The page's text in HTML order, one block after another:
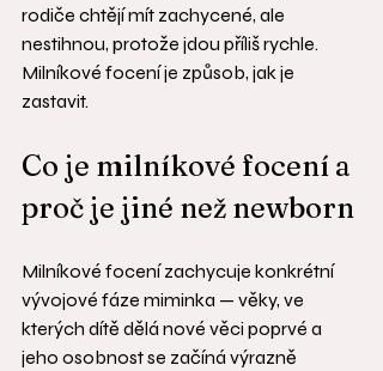
rodiče chtějí mít zachycené, ale
nestihnou, protože jdou příliš rychle.
Milníkové focení je způsob, jak je
zastavit.
Co je milníkové focení a
proč je jiné než newborn
Milníkové focení zachycuje konkrétní
vývojové fáze miminka — věky, ve
kterých dítě dělá nové věci poprvé a
jeho osobnost se začíná výrazně